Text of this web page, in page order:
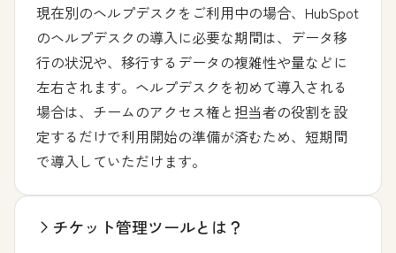
現在別のヘルプデスクをご利用中の場合、HubSpot
のヘルプデスクの導入に必要な期間は、データ移
行の状況や、移行するデータの複雑性や量などに
左右されます。ヘルプデスクを初めて導入される
場合は、チームのアクセス権と担当者の役割を設
定するだけで利用開始の準備が済むため、短期間
で導入していただけます。
チケット管理ツールとは？